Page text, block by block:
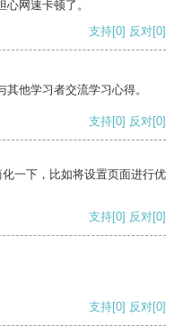
网速卡顿了。
支持[0] 反对[0]
他学习者交流学习心得。
支持[0] 反对[0]
一下，比如将设置页面进行优
支持[0] 反对[0]
支持[0] 反对[0]